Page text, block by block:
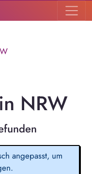
NRW
angepasst, um